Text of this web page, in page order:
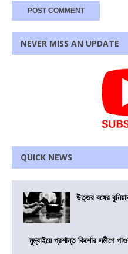
NEVER MISS AN UPDATE
QUICK NEWS
উত্তর বঙ্গের
মুম্বাইয়ে প্রশান্ত কিশোর সমীপে